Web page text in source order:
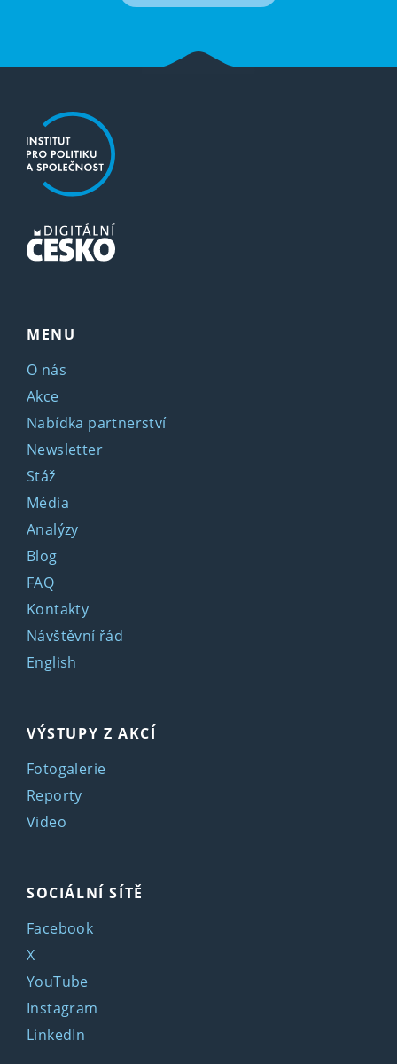
MENU
O nás
Akce
Nabídka partnerství
Newsletter
Stáž
Média
Analýzy
Blog
FAQ
Kontakty
Návštěvní řád
English
VÝSTUPY Z AKCÍ
Fotogalerie
Reporty
Video
SOCIÁLNÍ SÍTĚ
Facebook
X
YouTube
Instagram
LinkedIn